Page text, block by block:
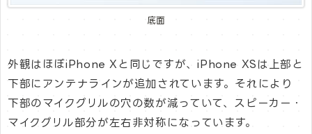
底面
外観はほぼiPhone Xと同じですが、iPhone XSは上部と
下部にアンテナラインが追加されています。それにより
下部のマイクグリルの穴の数が減っていて、スピーカー・
マイクグリル部分が左右非対称になっています。